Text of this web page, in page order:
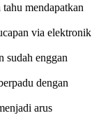
mendapatkan
via elektronik
sudah enggan
dengan
arus